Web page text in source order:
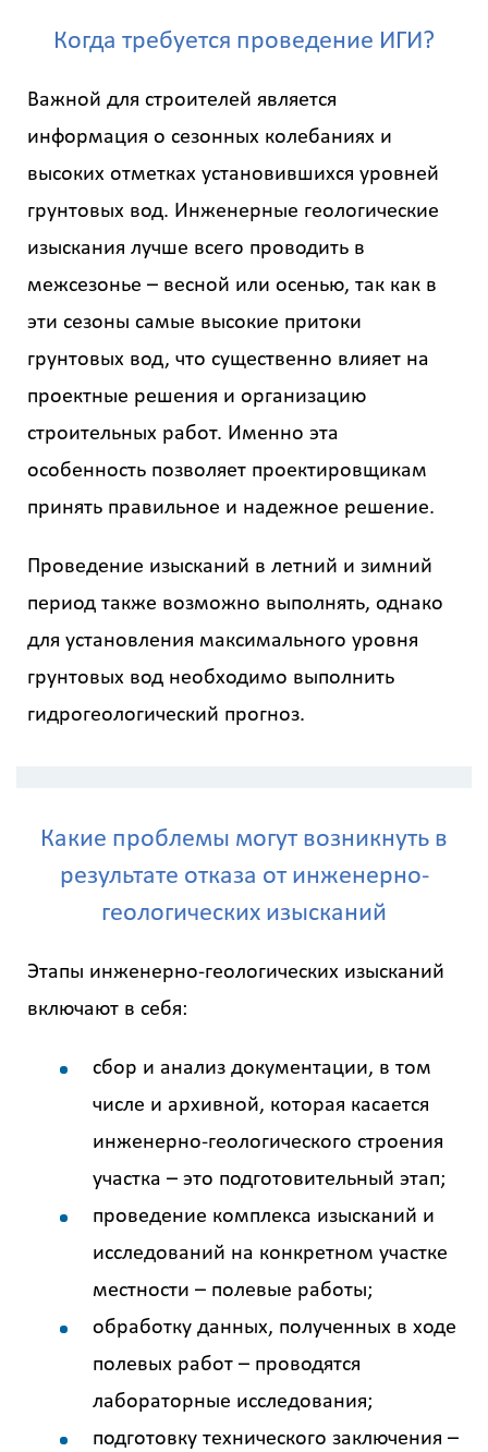
Когда требуется проведение ИГИ?
Важной для строителей является
информация о сезонных колебаниях и
высоких отметках установившихся уровней
грунтовых вод. Инженерные геологические
изыскания лучше всего проводить в
межсезонье – весной или осенью, так как в
эти сезоны самые высокие притоки
грунтовых вод, что существенно влияет на
проектные решения и организацию
строительных работ. Именно эта
особенность позволяет проектировщикам
принять правильное и надежное решение.
Проведение изысканий в летний и зимний
период также возможно выполнять, однако
для установления максимального уровня
грунтовых вод необходимо выполнить
гидрогеологический прогноз.
Какие проблемы могут возникнуть в
результате отказа от инженерно-
геологических изысканий
Этапы инженерно-геологических изысканий
включают в себя:
сбор и анализ документации, в том
числе и архивной, которая касается
инженерно-геологического строения
участка – это подготовительный этап;
проведение комплекса изысканий и
исследований на конкретном участке
местности – полевые работы;
обработку данных, полученных в ходе
полевых работ – проводятся
лабораторные исследования;
подготовку технического заключения –